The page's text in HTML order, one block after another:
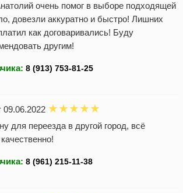
очень помог в выборе подходящей
довезли аккуратно и быстро! Лишних
как договаривались! Буду
другим!
09.06.2022
для переезда в другой город, всё